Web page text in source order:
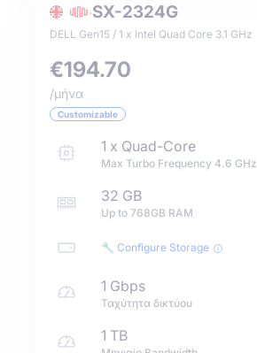
SX-2324G
DELL Gen15 / 1 x Intel Quad Core 3.1 GHz
€194.70
/μήνα
Customizable
1 x Quad-Core
Max Turbo Frequency 4.6 GHz
32 GB
Up to 768GB RAM
🔧 Configure Storage
1 Gbps
Ταχύτητα δικτύου
1 TB